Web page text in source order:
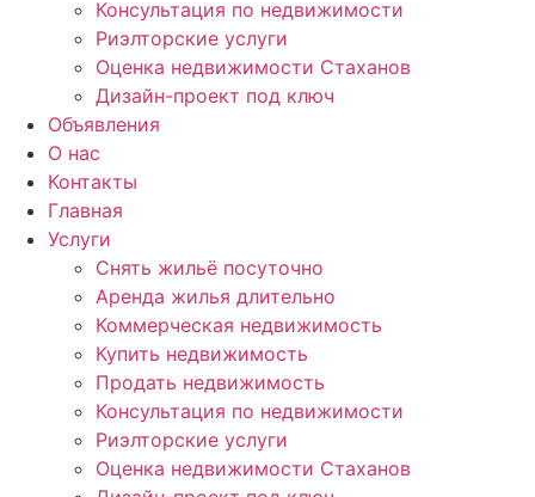
Консультация по недвижимости
Риэлторские услуги
Оценка недвижимости Стаханов
Дизайн-проект под ключ
Объявления
О нас
Контакты
Главная
Услуги
Снять жильё посуточно
Аренда жилья длительно
Коммерческая недвижимость
Купить недвижимость
Продать недвижимость
Консультация по недвижимости
Риэлторские услуги
Оценка недвижимости Стаханов